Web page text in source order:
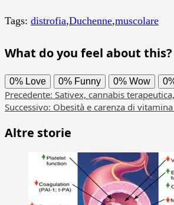
Tags: distrofia,Duchenne,muscolare
What do you feel about this?
0% Love 0% Funny 0% Wow
Navigazione
articolo
Precedente: Sativex, cannabis
Successivo: Obesità e carenza di
Altre storie